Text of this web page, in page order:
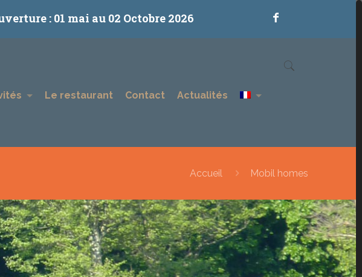
: 01 mai au 02 Octobre 2026
Le restaurant Contact Actualités
Accueil Mobil homes